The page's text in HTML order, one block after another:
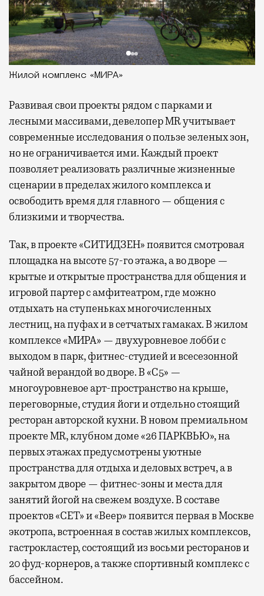
Жилой комплекс «МИРА»
Развиваясвои проекты рядом с парками и
лесными массивами, девелопер MR учитывает
современные исследования о пользе зеленых зон,
но не ограничивается ими. Каждый проект
позволяет реализовать различные жизненные
сценарии в пределах жилого комплекса и
освободить время для главного — общения с
близкими и творчества.
Так, в проекте «СИТИДЗЕН» появится смотровая
площадка на высоте 57-го этажа, а во дворе —
крытые и открытые пространства для общения и
игровой партер с амфитеатром, где можно
отдыхать на ступеньках многочисленных
лестниц, на пуфах и в сетчатых гамаках. В жилом
комплексе «МИРА» — двухуровневое лобби с
выходом в парк, фитнес-студией и всесезонной
чайной верандой во дворе. В «С5» —
многоуровневое арт-пространство на крыше,
переговорные, студия йоги и отдельно стоящий
ресторан авторской кухни. В новом премиальном
проекте MR, клубном доме «26 ПАРКВЬЮ», на
первых этажах предусмотрены уютные
пространства для отдыха и деловых встреч, а в
закрытом дворе — фитнес-зоны и места для
занятий йогой на свежем воздухе. В составе
проектов «СЕТ» и «Веер»появитсяпервая в Москве
экотропа, встроенная в состав жилых комплексов,
гастрокластер, состоящий из восьми ресторанов и
20 фуд-корнеров, а также спортивный комплекс с
бассейном.